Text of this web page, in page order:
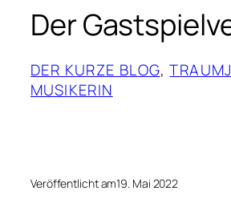
Der
DER KURZE BLOG,
MUSIKERIN
Veröffentlicht am19. Mai 2022